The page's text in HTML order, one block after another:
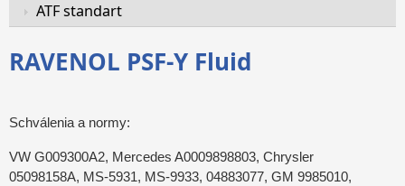
ATF standart
RAVENOL PSF-Y Fluid
Schválenia a normy:
VW G009300A2, Mercedes A0009898803, Chrysler
05098158A, MS-5931, MS-9933, 04883077, GM 9985010,